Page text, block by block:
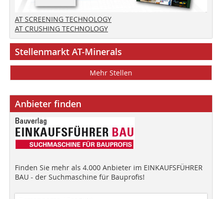
AT SCREENING TECHNOLOGY
AT CRUSHING TECHNOLOGY
Stellenmarkt AT-Minerals
Mehr Stellen
Anbieter finden
Finden Sie mehr als 4.000 Anbieter im EINKAUFSFÜHRER
BAU - der Suchmaschine für Bauprofis!